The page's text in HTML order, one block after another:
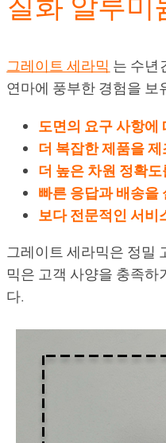
질화 알루미
그레이트 세라믹 는 수년
연마에 풍부한 경험을
도면의 요구 사항에
더 복잡한 제품을
더 높은 차원 정확
빠른 응답과 배송을
보다 전문적인 서비
그레이트 세라믹은 정밀
믹은 고객 사양을 충족
다.